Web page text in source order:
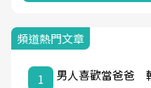
頻道熱門文章
1 男人喜歡當爸爸